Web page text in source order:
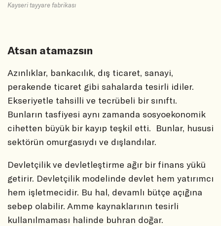
Kayseri tayyare fabrikası
Atsan atamazsın
Azınlıklar, bankacılık, dış ticaret, sanayi,
perakende ticaret gibi sahalarda tesirli idiler.
Ekseriyetle tahsilli ve tecrübeli bir sınıftı.
Bunların tasfiyesi aynı zamanda sosyoekonomik
cihetten büyük bir kayıp teşkil etti. Bunlar, hususi
sektörün omurgasıydı ve dışlandılar.
Devletçilik ve devletleştirme ağır bir finans yükü
getirir. Devletçilik modelinde devlet hem yatırımcı
hem işletmecidir. Bu hal, devamlı bütçe açığına
sebep olabilir. Amme kaynaklarının tesirli
kullanılmaması halinde buhran doğar.